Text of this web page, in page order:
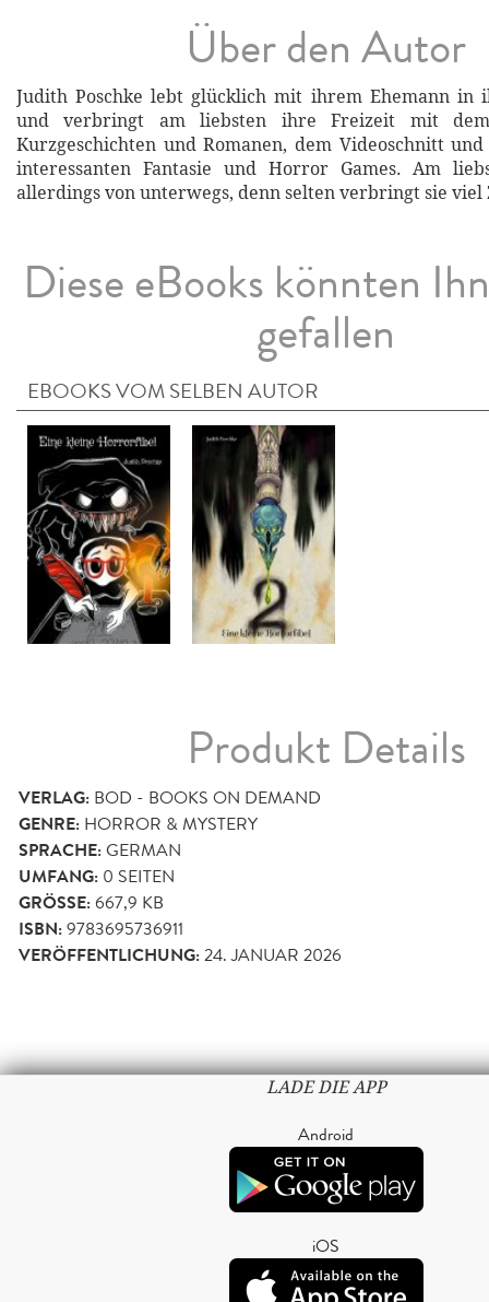
Über den Autor
Judith Poschke lebt glücklich mit ihrem Ehemann in
und verbringt am liebsten ihre Freizeit mit
Kurzgeschichten und Romanen, dem Videoschnitt
interessanten Fantasie und Horror Games. Am
allerdings von unterwegs, denn selten verbringt sie viel
Diese eBooks könnten
gefallen
EBOOKS VOM SELBEN AUTOR
Produkt Details
VERLAG: BOD - BOOKS ON DEMAND
GENRE: HORROR & MYSTERY
SPRACHE:GERMAN
UMFANG: 0 SEITEN
GRÖSSE: 667,9 KB
ISBN:9783695736911
VERÖFFENTLICHUNG:24. JANUAR 2026
LADE DIE APP
Android
iOS